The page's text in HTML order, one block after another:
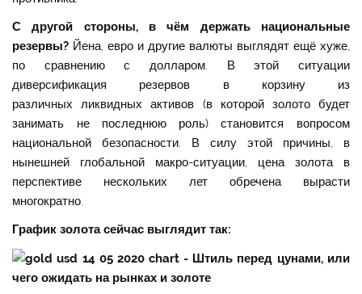
С другой стороны, в чём держать национальные
резервы? Йена, евро и другие валюты выглядят ещё хуже,
по сравнению с долларом. В этой ситуации
диверсификация резервов в корзину из
различных ликвидных активов (в которой золото будет
занимать не последнюю роль) становится вопросом
национальной безопасности. В силу этой причины, в
нынешней глобальной макро-ситуации, цена золота в
перспективе нескольких лет обречена вырасти
многократно.
График золота сейчас выглядит так: